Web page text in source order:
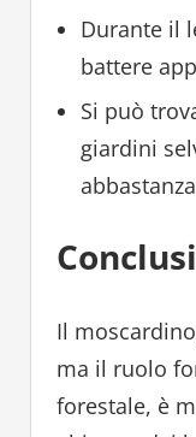
Durante il
battere
Si può
giardini
Il
ma il ruolo
forestale, è